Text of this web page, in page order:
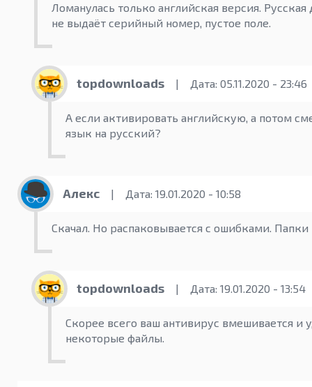
Ломанулась только английская версия. Русская
не выдаёт серийный номер, пустое поле.
topdownloads | Дата: 05.11.2020 - 23:46
А если активировать английскую, а потом
язык на русский?
Алекс | Дата: 19.01.2020 - 10:58
Скачал. Но распаковывается с ошибками. Папки
topdownloads | Дата: 19.01.2020 - 13:54
Скорее всего ваш антивирус вмешивается и
некоторые файлы.